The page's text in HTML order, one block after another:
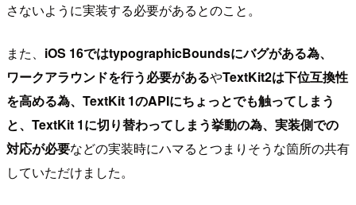
さないように実装する必要があるとのこと。
また、 iOS 16ではtypographicBoundsにバグがある為、
ワークアラウンドを行う必要があるやTextKit2は下位互換性
を高める為、TextKit 1のAPIにちょっとでも触ってしまう
と、TextKit 1に切り替わってしまう挙動の為、実装側での
対応が必要などの実装時にハマるとつまりそうな箇所の共有
していただけました。